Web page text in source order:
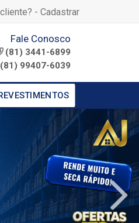
- Cadastrar
Fale Conosco
(81) 3441-6899
(81) 99407-6039